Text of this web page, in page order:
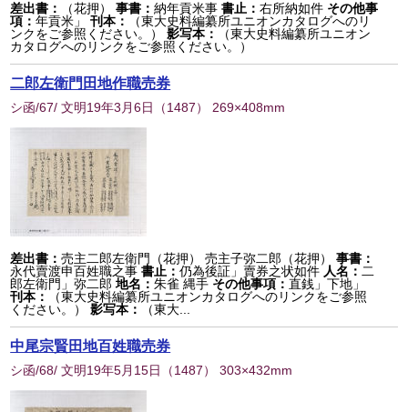
差出書： （花押） 事書：納年貢米事書止：右所納如件 その他事
項：年貢米」刊本：
（東大史料編纂所ユニオンカタログへのリ
ンクをご参照ください。）
影写本：
（東大史料編纂所ユニオン
カタログへのリンクをご参照ください。）
二郎左衛門田地作職売券
シ函/67/ 文明19年3月6日 （1487） 269×408mm
差出書：売主二郎左衛門（花押） 売主子弥二郎（花押）
事書：
永代賣渡申百姓職之事書止：仍為後証」賣券之状如件 人名： 二
郎左衛門」弥二郎 地名：朱雀 縄手 その他事項：直銭」下地」
刊本：
（東大史料編纂所ユニオンカタログへのリンクをご参照
ください。）
影写本： （東大...
中尾宗賢田地百姓職売券
シ函/68/ 文明19年5月15日 （1487） 303×432mm